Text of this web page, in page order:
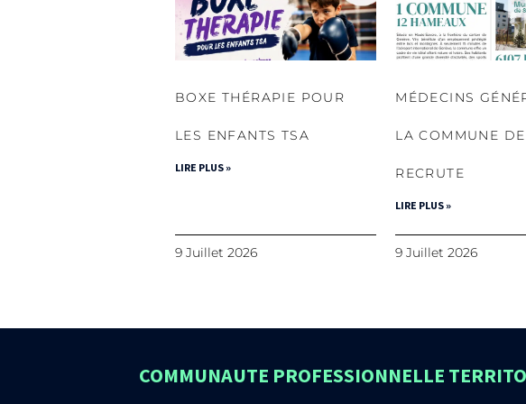
BOXE THÉRAPIE POUR
LES ENFANTS TSA
LIRE PLUS »
9 Juillet 2026
MÉDECINS
LA COMMUNE
RECRUTE
LIRE PLUS »
9 Juillet 2026
COMMUNAUTE PROFESSIONNELLE